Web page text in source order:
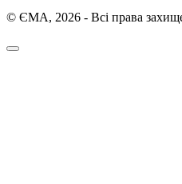
© ЄМА, 2026 - Всі права